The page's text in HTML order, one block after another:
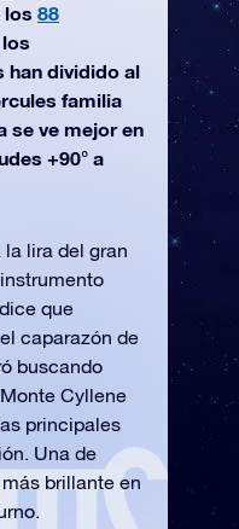
los 88
han dividido al
familia
se ve mejor en
+90° a
la lira del gran
que
caparazón de
buscando
Cyllene
principales
Una de
brillante en